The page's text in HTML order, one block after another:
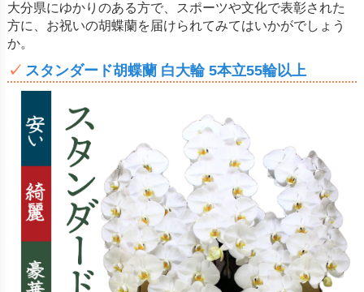
大分県にゆかりのある方で、スポーツや文化で表彰された
方に、お祝いの胡蝶蘭を届けられてみてはいかがでしょう
か。
スタンダード胡蝶蘭 白大輪 5本立55輪以上